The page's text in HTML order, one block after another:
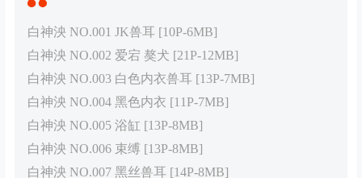
白神泱 NO.001 JK兽耳 [10P-6MB]
白神泱 NO.002 爱宕 獒犬 [21P-12MB]
白神泱 NO.003 白色内衣兽耳 [13P-7MB]
白神泱 NO.004 黑色内衣 [11P-7MB]
白神泱 NO.005 浴缸 [13P-8MB]
白神泱 NO.006 束缚 [13P-8MB]
白神泱 NO.007 黑丝兽耳 [14P-8MB]